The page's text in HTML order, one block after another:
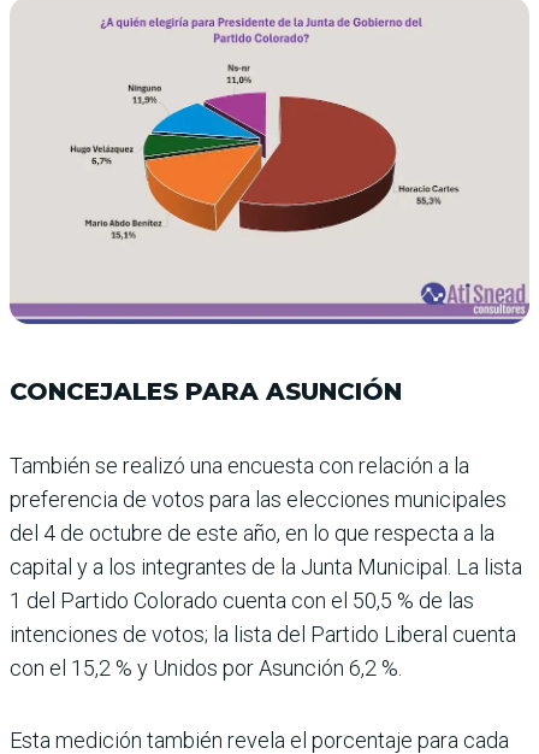
CONCEJALES PARA ASUNCIÓN
También se realizó una encuesta con relación a la
preferencia de votos para las elecciones municipales
del 4 de octubre de este año, en lo que respecta a la
capital y a los integrantes de la Junta Municipal. La lista
1 del Par­tido Colorado cuenta con el 50,5 % de las
intenciones de votos; la lista del Partido Liberal cuenta
con el 15,2 % y Unidos por Asunción 6,2 %.
Esta medición también revela el porcentaje para cada